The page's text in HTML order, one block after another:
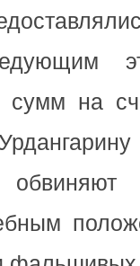
сумм на
обвиняют